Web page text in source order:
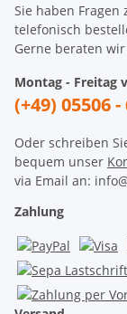
Sie haben
telefonisch
Gerne beraten
Montag - Freitag
(+49) 05506 -
Oder schreiben
bequem unser
via Email an:
Zahlung